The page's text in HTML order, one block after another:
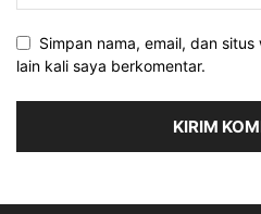
Simpan nama, email, dan
lain kali saya berkomentar.